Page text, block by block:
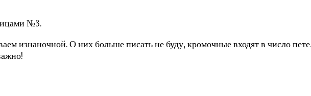
№3.
изнаночной. О них больше писать не буду, кромочные входят в число